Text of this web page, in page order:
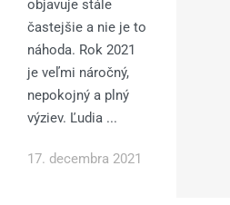
objavuje stále
častejšie a nie je to
náhoda. Rok 2021
je veľmi náročný,
nepokojný a plný
výziev. Ľudia ...
17. decembra 2021